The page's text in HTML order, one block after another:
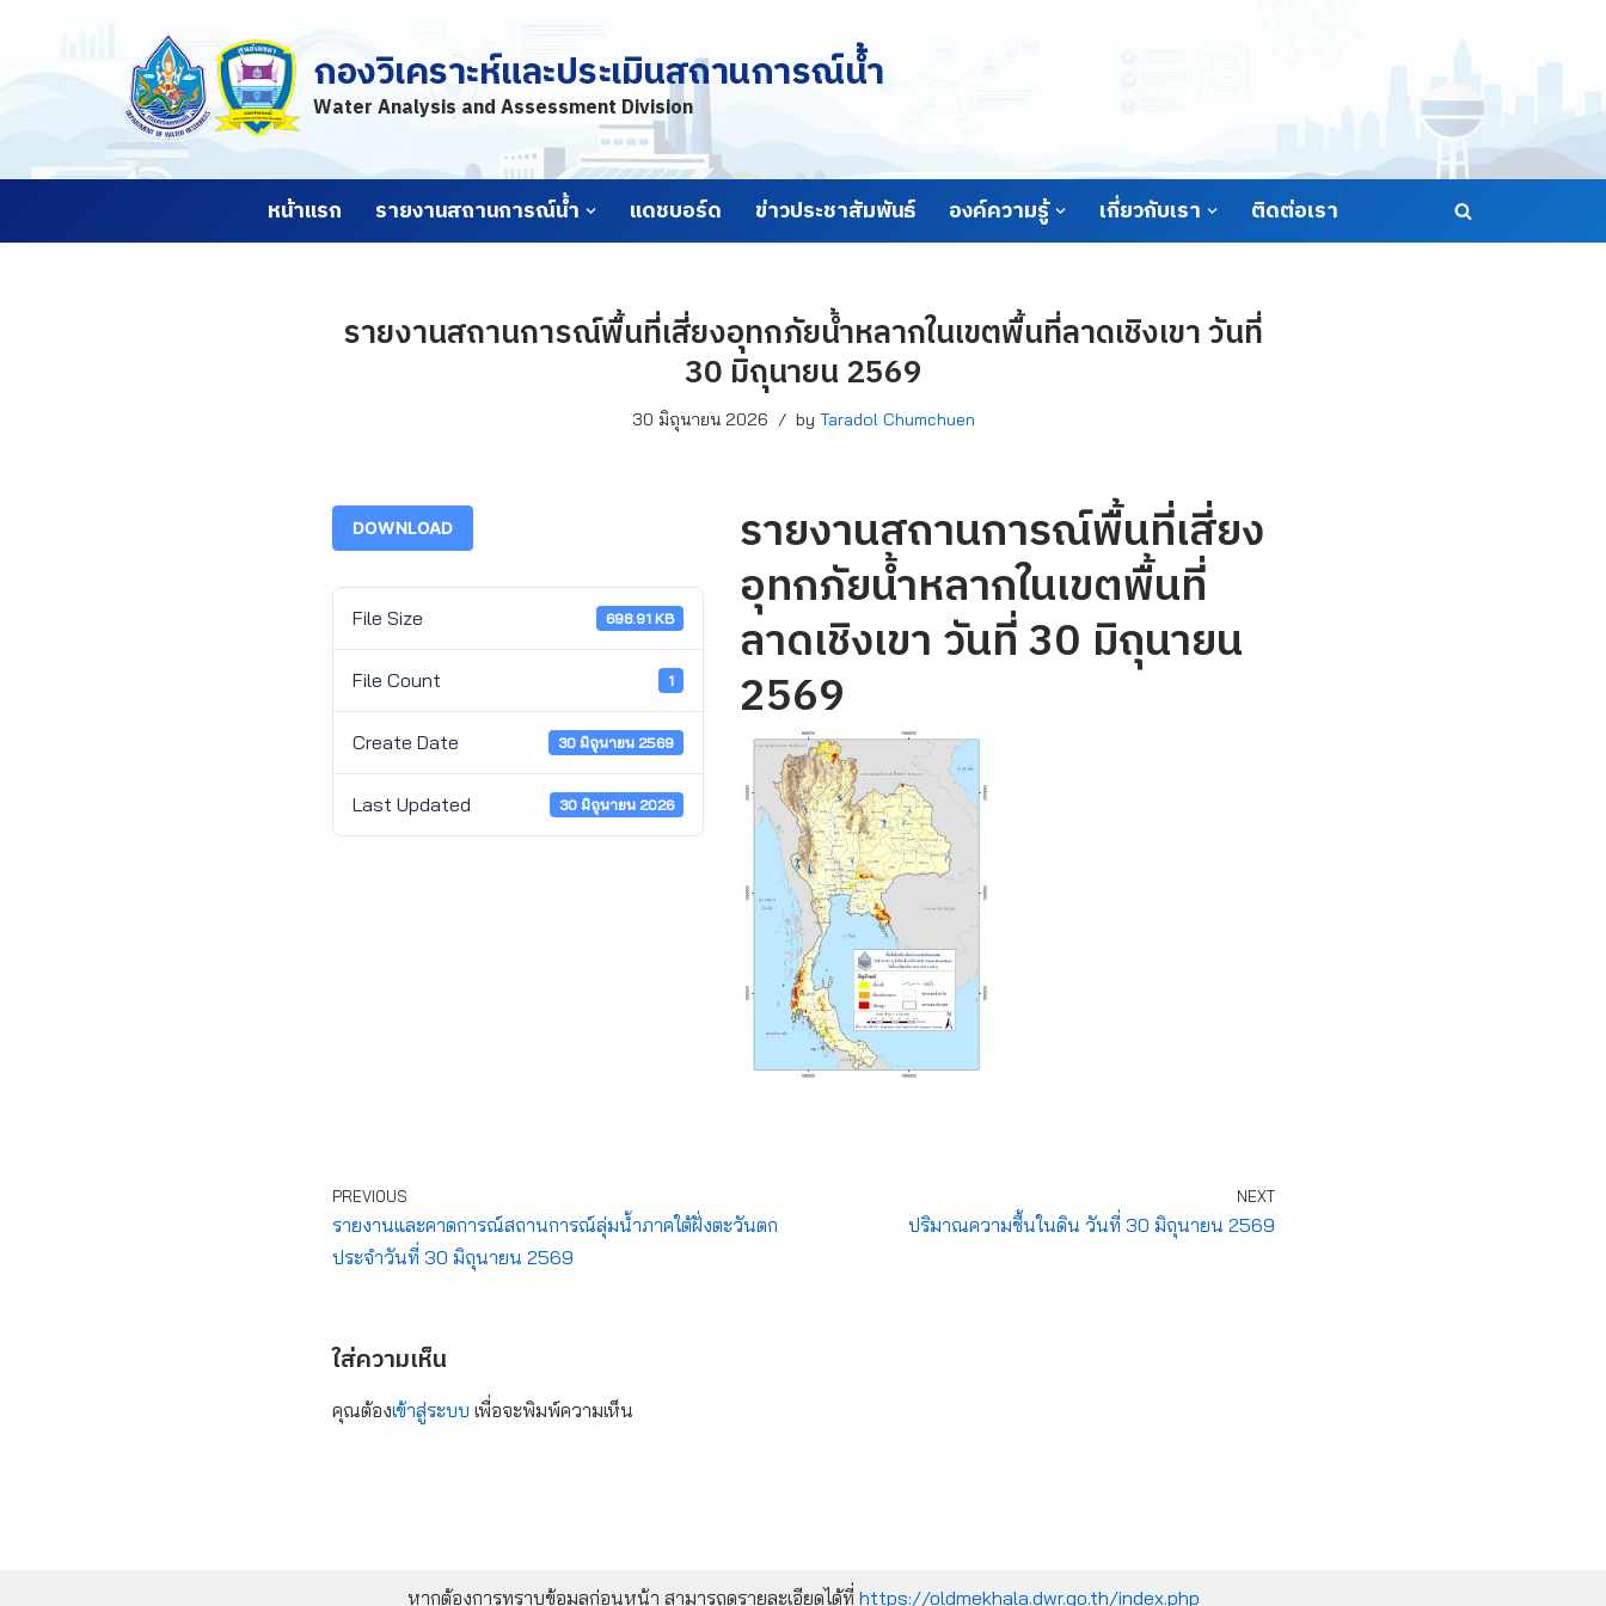
กองวิเคราะห์และประเมินสถานการณ์น้ำ
Water Analysis and Assessment Division
หน้าแรก รายงานสถานการณ์น้ำ แดชบอร์ด ข่าวประชาสัมพันธ์ องค์ความรู้ เกี่ยวกับเรา ติดต่อเรา
รายงานสถานการณ์พื้นที่เสี่ยงอุทกภัยน้ำหลากในเขตพื้นที่ลาดเชิงเขา วันที่
30 มิถุนายน 2569
30 มิถุนายน 2026 by Taradol Chumchuen
DOWNLOAD
File Size 698.91 KB
File Count 1
Create Date 30 มิถุนายน 2569
Last Updated 30 มิถุนายน 2026
รายงานสถานการณ์พื้นที่เสี่ยง
อุทกภัยน้ำหลากในเขตพื้นที่
ลาดเชิงเขา วันที่ 30 มิถุนายน
2569
PREVIOUS
รายงานและคาดการณ์สถานการณ์ลุ่มน้ำภาคใต้ฝั่งตะวันตก
ประจำวันที่ 30 มิถุนายน 2569
NEXT
ปริมาณความชื้นในดิน วันที่ 30 มิถุนายน 2569
ใส่ความเห็น
คุณต้องเข้าสู่ระบบ เพื่อจะพิมพ์ความเห็น
หากต้องการทราบข้อมูลก่อนหน้า สามารถดูรายละเอียดได้ที่ https://oldmekhala.dwr.go.th/index.php